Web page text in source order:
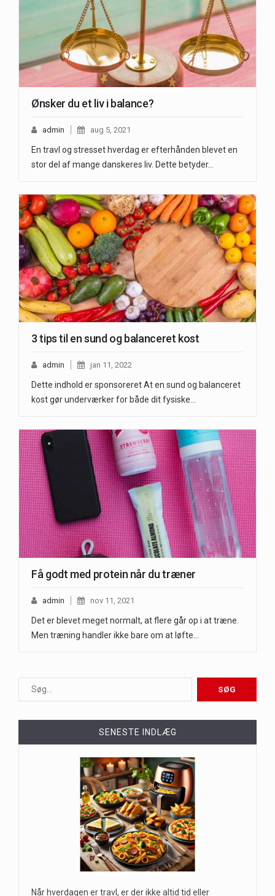
Ønsker du et liv i balance?
admin aug 5, 2021
En travl og stresset hverdag er efterhånden blevet en
stor del af mange danskeres liv. Dette betyder…
3 tips til en sund og balanceret kost
admin jan 11, 2022
Dette indhold er sponsoreret At en sund og balanceret
kost gør underværker for både dit fysiske…
Få godt med protein når du træner
admin nov 11, 2021
Det er blevet meget normalt, at flere går op i at træne.
Men træning handler ikke bare om at løfte…
SENESTE INDLÆG
Når hverdagen er travl, er der ikke altid tid eller